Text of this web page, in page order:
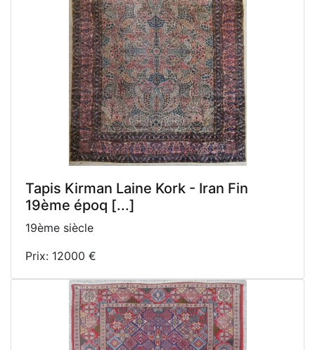
Tapis Kirman Laine Kork - Iran Fin
19ème époq [...]
19ème siècle
Prix: 12000 €